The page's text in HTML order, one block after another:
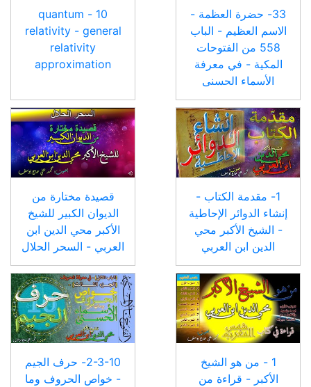
33- حضرة العظمة -
الاسم العظيم - الباب
558 من الفتوحات
المكية - في معرفة
الأسماء الحسنى
10 - quantum
relativity - general
relativity
approximation
1- مقدمة الكتاب -
إنشاء الدوائر الإحاطية
- الشيخ الأكبر محي
الدين ابن العربي
قصيدة مختارة من
الديوان الكبير للشيخ
الأكبر محي الدين ابن
العربي - السحر الحلال
1 - من هو الشيخ
الأكبر - قراءة من
2-3-10- حرف الجيم
- خواص الحروف وما